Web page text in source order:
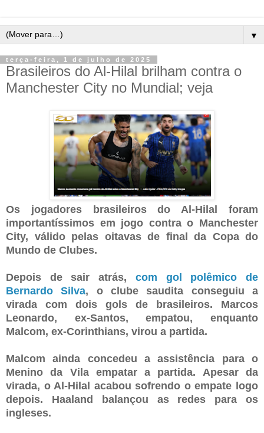
▼
terça-feira, 1 de julho de 2025
Brasileiros do Al-Hilal brilham contra o
Manchester City no Mundial; veja
Os jogadores brasileiros do Al-Hilal foram
importantíssimos em jogo contra o Manchester
City, válido pelas oitavas de final da Copa do
Mundo de Clubes.
Depois de sair atrás, com gol polêmico de
Bernardo Silva, o clube saudita conseguiu a
virada com dois gols de brasileiros. Marcos
Leonardo, ex-Santos, empatou, enquanto
Malcom, ex-Corinthians, virou a partida.
Malcom ainda concedeu a assistência para o
Menino da Vila empatar a partida. Apesar da
virada, o Al-Hilal acabou sofrendo o empate logo
depois. Haaland balançou as redes para os
ingleses.